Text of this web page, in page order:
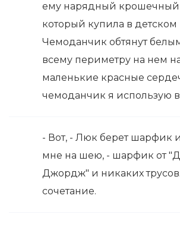
ему нарядный
который купила в детском
Чемоданчик обтянут
всему периметру на нем
маленькие красные
чемоданчик я использую в
- Вот, - Люк берет шарфик
мне на шею, - шарфик от
Джордж" и никаких
сочетание.